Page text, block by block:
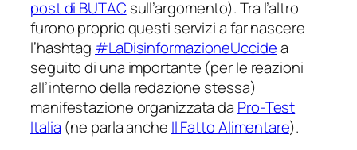
post di BUTACsull’argomento). Tra l’altro
furono proprio questi servizi a far nascere
l’hashtag #LaDisinformazioneUccidea
seguito di una importante (per le reazioni
all’interno della redazione stessa)
manifestazione organizzata da Pro-Test
Italia (ne parla anche Il Fatto Alimentare).